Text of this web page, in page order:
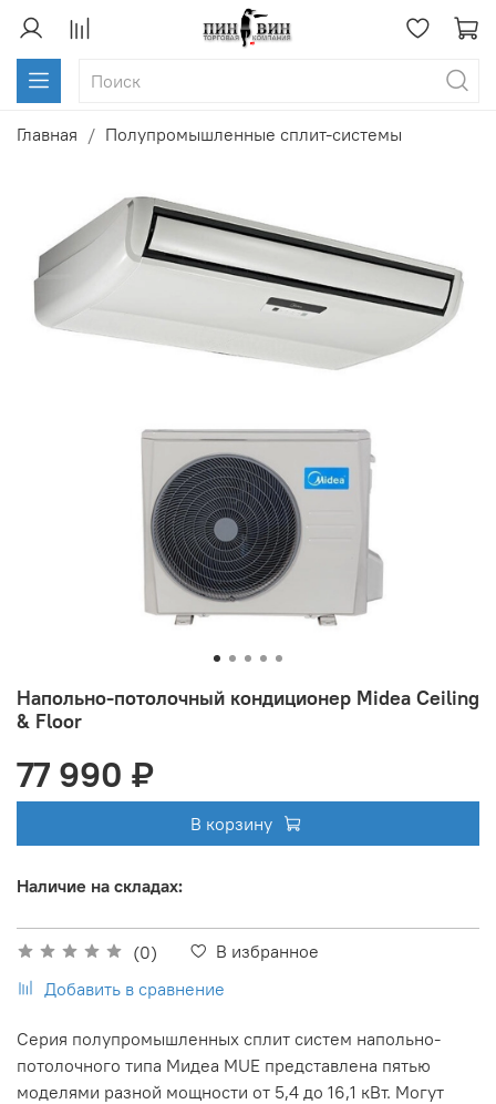
Главная Полупромышленные сплит-системы
Напольно-потолочный кондиционер Midea Ceiling
& Floor
(0)
В избранное
Добавить в сравнение
77 990 ₽
В корзину
Наличие на складах:
Серия полупромышленных сплит систем напольно-
потолочного типа Мидеа MUE представлена пятью
моделями разной мощности от 5,4 до 16,1 кВт. Могут